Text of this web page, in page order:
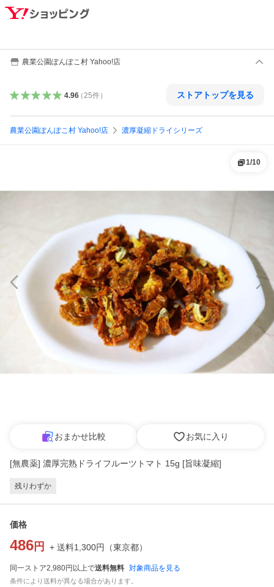
農業公園ぽんぽこ村 Yahoo!店
4.96（ 25件） ストアトップを見る
農業公園ぽんぽこ村 Yahoo!店 濃厚凝縮ドライシリーズ
1/10
おまかせ比較 お気に入り
[無農薬] 濃厚完熟ドライフルーツトマト 15g [旨味凝縮]
残りわずか
価格
486 円 + 送料1,300円 （東京都）
同一ストア2,980円以上で送料無料 対象商品を見る
条件により送料が異なる場合があります。